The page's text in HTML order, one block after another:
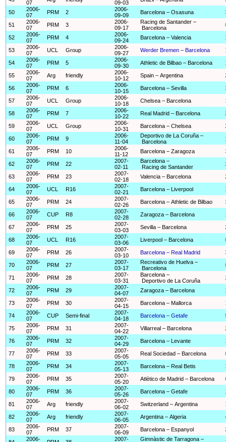
07
09-03
50
2006-
07
PRM 2
2006-
09-09
Barcelona – Osasuna
51
2006-
07
PRM 3
2006-
09-17
Racing de Santander –
Barcelona
52
2006-
07
PRM 4
2006-
09-24
Barcelona – Valencia
53
2006-
07
UCL Group
2006-
09-27
Werder Bremen – Barcelona
54
2006-
07
PRM 5
2006-
09-30
Athletic de Bilbao – Barcelona
55
2006-
07
Arg friendly
2006-
10-12
Spain – Argentina
56
2006-
07
PRM 6
2006-
10-15
Barcelona – Sevilla
57
2006-
07
UCL Group
2006-
10-18
Chelsea – Barcelona
58
2006-
07
PRM 7
2006-
10-22
Real Madrid – Barcelona
59
2006-
07
UCL Group
2006-
10-31
Barcelona – Chelsea
60
2006-
07
PRM 9
2006-
11-04
Deportivo de La Coruña –
Barcelona
61
2006-
07
PRM 10
2006-
11-12
Barcelona – Zaragoza
62
2006-
07
PRM 22
2007-
02-11
Barcelona –
Racing de Santander
63
2006-
07
PRM 23
2007-
02-18
Valencia – Barcelona
64
2006-
07
UCL R16
2007-
02-21
Barcelona – Liverpool
65
2006-
07
PRM 24
2007-
02-26
Barcelona – Athletic de Bilbao
66
2006-
07
CUP R8
2007-
02-28
Zaragoza – Barcelona
67
2006-
07
PRM 25
2007-
03-03
Sevilla – Barcelona
68
2006-
07
UCL R16
2007-
03-06
Liverpool – Barcelona
69
2006-
07
PRM 26
2007-
03-10
Barcelona – Real Madrid
70
2006-
07
PRM 27
2007-
03-17
Recreativo de Huelva –
Barcelona
71
2006-
07
PRM 28
2007-
03-31
Barcelona –
Deportivo de La Coruña
72
2006-
07
PRM 29
2007-
04-07
Zaragoza – Barcelona
73
2006-
07
PRM 30
2007-
04-15
Barcelona – Mallorca
74
2006-
07
CUP Semi-final
2007-
04-18
Barcelona – Getafe
75
2006-
07
PRM 31
2007-
04-22
Villarreal – Barcelona
76
2006-
07
PRM 32
2007-
04-29
Barcelona – Levante
77
2006-
07
PRM 33
2007-
05-05
Real Sociedad – Barcelona
78
2006-
07
PRM 34
2007-
05-13
Barcelona – Real Betis
79
2006-
07
PRM 35
2007-
05-20
Atlético de Madrid – Barcelona
80
2006-
07
PRM 36
2007-
05-26
Barcelona – Getafe
81
2006-
07
Arg friendly
2007-
06-02
Switzerland – Argentina
82
2006-
07
Arg friendly
2007-
06-05
Argentina – Algeria
83
2006-
07
PRM 37
2007-
06-09
Barcelona – Espanyol
2006-
2007-
Gimnàstic de Tarragona –